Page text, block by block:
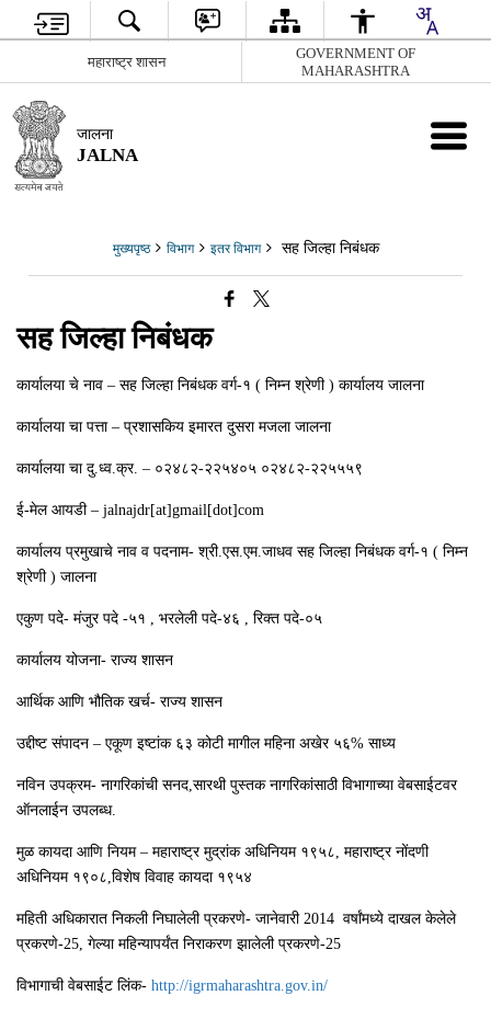
महाराष्ट्र शासन
GOVERNMENT OF
MAHARASHTRA
जालना
JALNA
मुख्यपृष्ठ विभाग इतर विभाग सह जिल्‍हा निबंधक
सह जिल्‍हा निबंधक
कार्यालया चे नाव – सह जिल्‍हा निबंधक वर्ग-१ ( निम्‍न श्रेणी ) कार्यालय जालना
कार्यालया चा पत्ता – प्रशासकिय इमारत दुसरा मजला जालना
कार्यालया चा दु.ध्व.क्र. – ०२४८२-२२५४०५ ०२४८२-२२५५५९
ई-मेल आयडी – jalnajdr[at]gmail[dot]com
कार्यालय प्रमुखाचे नाव व पदनाम- श्री.एस.एम.जाधव सह जिल्‍हा निबंधक वर्ग-१ ( निम्‍न
श्रेणी ) जालना
एकुण पदे- मंजुर पदे -५१ , भरलेली पदे-४६ , रिक्‍त पदे-०५
कार्यालय योजना- राज्‍य शासन
आर्थिक आणि भौतिक खर्च- राज्‍य शासन
उद्दीष्‍ट संपादन – एकूण इष्‍टांक ६३ कोटी मागील महिना अखेर ५६% साध्‍य
नविन उपक्रम- नागरिकांची सनद,सारथी पुस्‍तक नागरिकांसाठी विभागाच्‍या वेबसाईटवर
ऑनलाईन उपलब्‍ध.
मुळ कायदा आणि नियम – महाराष्‍ट्र मुद्रांक अधिनियम १९५८, महाराष्‍ट्र नोंदणी
अधिनियम १९०८,विशेष विवाह कायदा १९५४
महिती अधिकारात निकली निघालेली प्रकरणे- जानेवारी 2014 वर्षांमध्ये दाखल केलेले
प्रकरणे-25, गेल्या महिन्यापर्यंत निराकरण झालेली प्रकरणे-25
विभागाची वेबसाईट लिंक-http://igrmaharashtra.gov.in/